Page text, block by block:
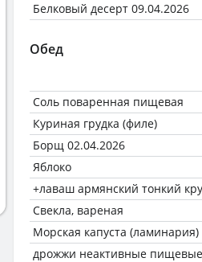
Белковый десерт 09.04.2026
Обед
Соль поваренная пищевая
Куриная грудка (филе)
Борщ 02.04.2026
Яблоко
+лаваш армянский тонкий
Свекла, вареная
Морская капуста
дрожжи неактивные пищевые